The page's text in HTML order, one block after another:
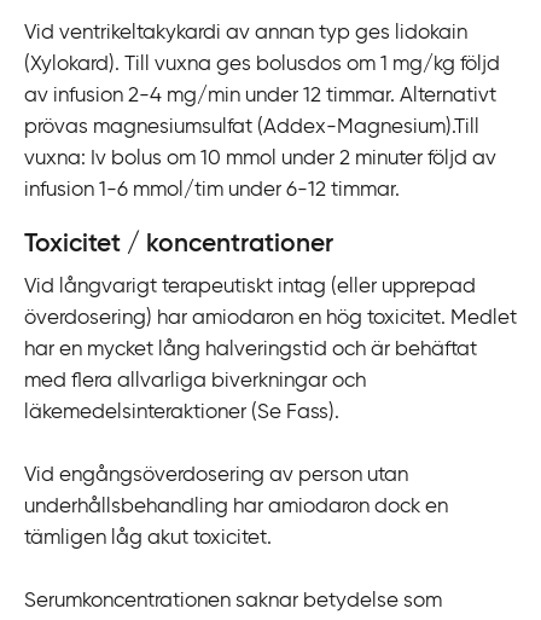
Vid ventrikeltakykardi av annan typ ges lidokain
(Xylokard). Till vuxna ges bolusdos om 1 mg/kg följd
av infusion 2-4 mg/min under 12 timmar. Alternativt
prövas magnesiumsulfat (Addex-Magnesium).Till
vuxna: Iv bolus om 10 mmol under 2 minuter följd av
infusion 1-6 mmol/tim under 6-12 timmar.
Toxicitet / koncentrationer
Vid långvarigt terapeutiskt intag (eller upprepad
överdosering) har amiodaron en hög toxicitet. Medlet
har en mycket lång halveringstid och är behäftat
med flera allvarliga biverkningar och
läkemedelsinteraktioner (Se Fass).
Vid engångsöverdosering av person utan
underhållsbehandling har amiodaron dock en
tämligen låg akut toxicitet.
Serumkoncentrationen saknar betydelse som